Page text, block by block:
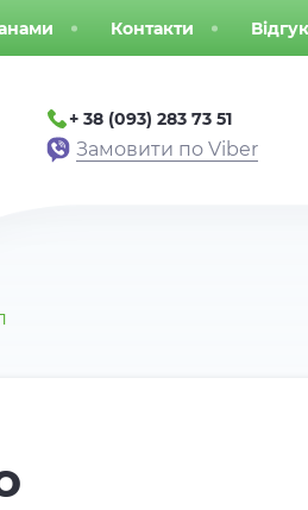
Контакти
+ 38 (093) 283 73 51
Замовити по Viber